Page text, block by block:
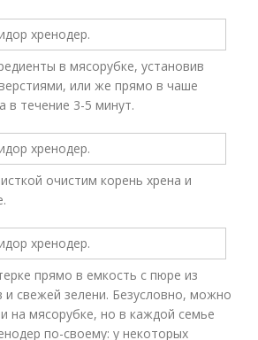
в мясорубке, установив
или же прямо в чаше
в течение 3-5 минут.
очистим корень хрена и
прямо в емкость с пюре из
свежей зелени. Безусловно, можно
на мясорубке, но в каждой семье
по-своему: у некоторых